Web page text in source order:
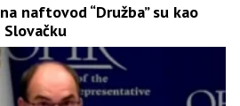
naftovod “Družba” su kao